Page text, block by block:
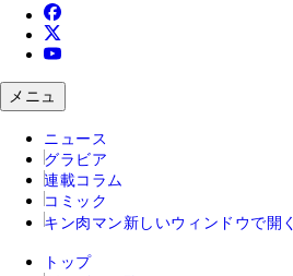
メニュ
ニュース
グラビア
連載コラム
コミック
キン肉マン 新しいウィンドウで開く
トップ